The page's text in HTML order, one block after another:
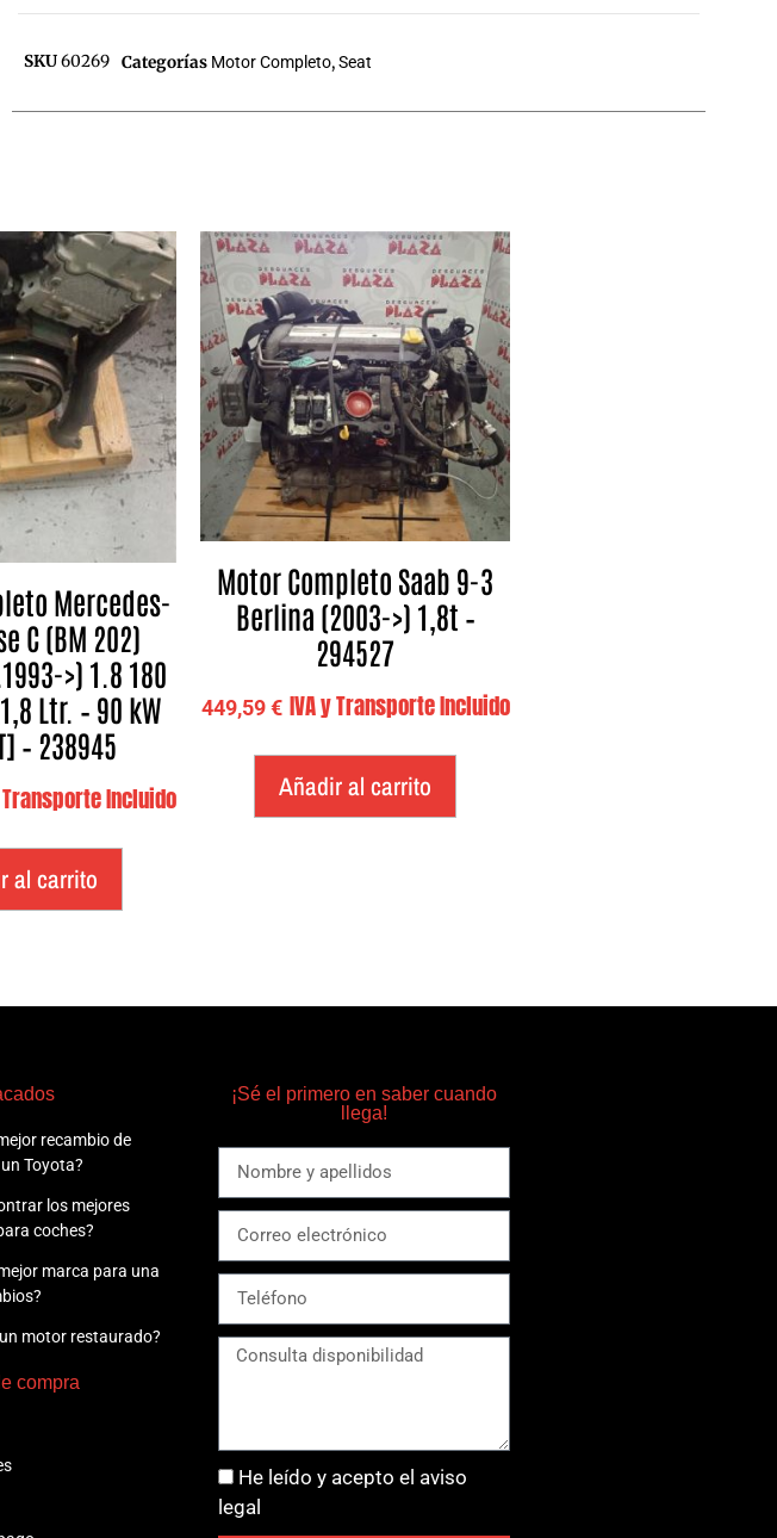
SKU60269 Categorías Motor Completo,Seat
Mercedes-
C (BM 202)
>) 1.8 180
Ltr. – 90 kW
– 238945
Transporte Incluido
al carrito
Motor Completo Saab 9-3
Berlina (2003->) 1,8t –
294527
449,59€ IVA y Transporte Incluido
Añadir al carrito
recambio de
Toyota?
los mejores
coches?
marca para una
motor restaurado?
compra
¡Sé el primero en saber cuando
llega!
He leído y acepto el aviso
legal